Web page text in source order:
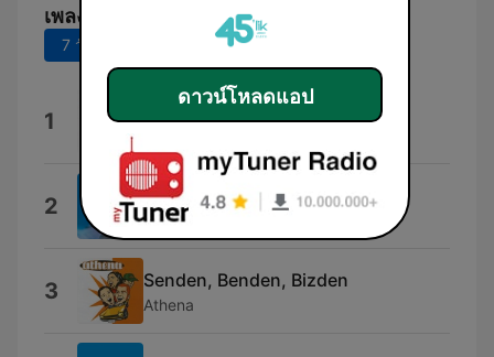
เพลงยอดนิยม
7 วันที่ผ่านมา 30 วันที่ผ่านมา
1 Aşk Eski Bir Yalan
2 Anlıyorsun Değil Mi
Barış Manço
3 Senden, Benden, Bizden
Athena
ดาวน์โหลดแอป